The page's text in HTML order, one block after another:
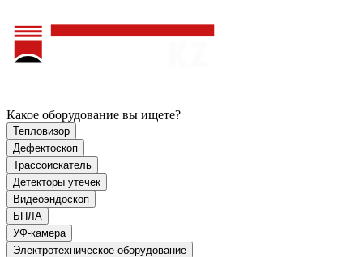
Какое оборудование вы ищете?
Тепловизор
Дефектоскоп
Трассоискатель
Детекторы утечек
Видеоэндоскоп
БПЛА
УФ-камера
Электротехническое оборудование